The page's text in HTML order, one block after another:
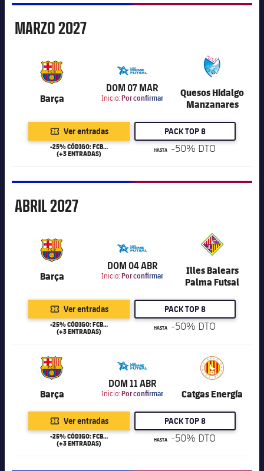
Marzo
MARZO2027
Barça
6.000
DOM 07 MAR
Inicio: Por confirmar
Quesos Hidalgo
Manzanares
Ver entradas
-25% CÓDIGO: FCB25
(+3 ENTRADAS)
PACK TOP 8
HASTA -50% DTO
Abril
ABRIL2027
Barça
6.000
DOM 04 ABR
Inicio: Por confirmar
Illes Balears
Palma Futsal
Ver entradas
-25% CÓDIGO: FCB25
(+3 ENTRADAS)
PACK TOP 8
HASTA -50% DTO
Barça
6.000
DOM 11 ABR
Inicio: Por confirmar Catgas Energía
Ver entradas
-25% CÓDIGO: FCB25
(+3 ENTRADAS)
PACK TOP 8
HASTA -50% DTO